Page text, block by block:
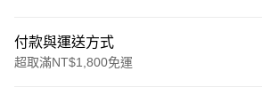
付款與運送方式
超取滿NT$1,800免運